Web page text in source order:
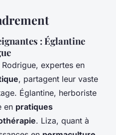
: Églantine
expertes en
, partagent leur vaste
Églantine, herboriste
en pratiques
. Liza, quant à